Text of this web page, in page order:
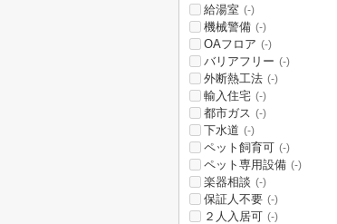
給湯室 (-)
機械警備 (-)
OAフロア (-)
バリアフリー (-)
外断熱工法 (-)
輸入住宅 (-)
都市ガス (-)
下水道 (-)
ペット飼育可 (-)
ペット専用設備 (-)
楽器相談 (-)
保証人不要 (-)
２人入居可 (-)